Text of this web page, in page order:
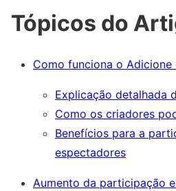
Tópicos do
Como funciona o Adicione
Explicação detalhada
Como os criadores
Benefícios para a
espectadores
Aumento da participação